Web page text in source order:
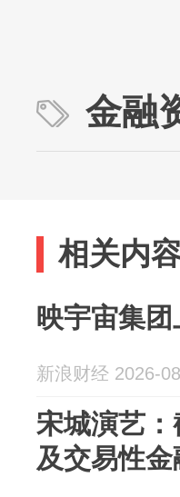
金融
相关内
映宇宙集
新浪财经 2026-
宋城演艺：
及交易性